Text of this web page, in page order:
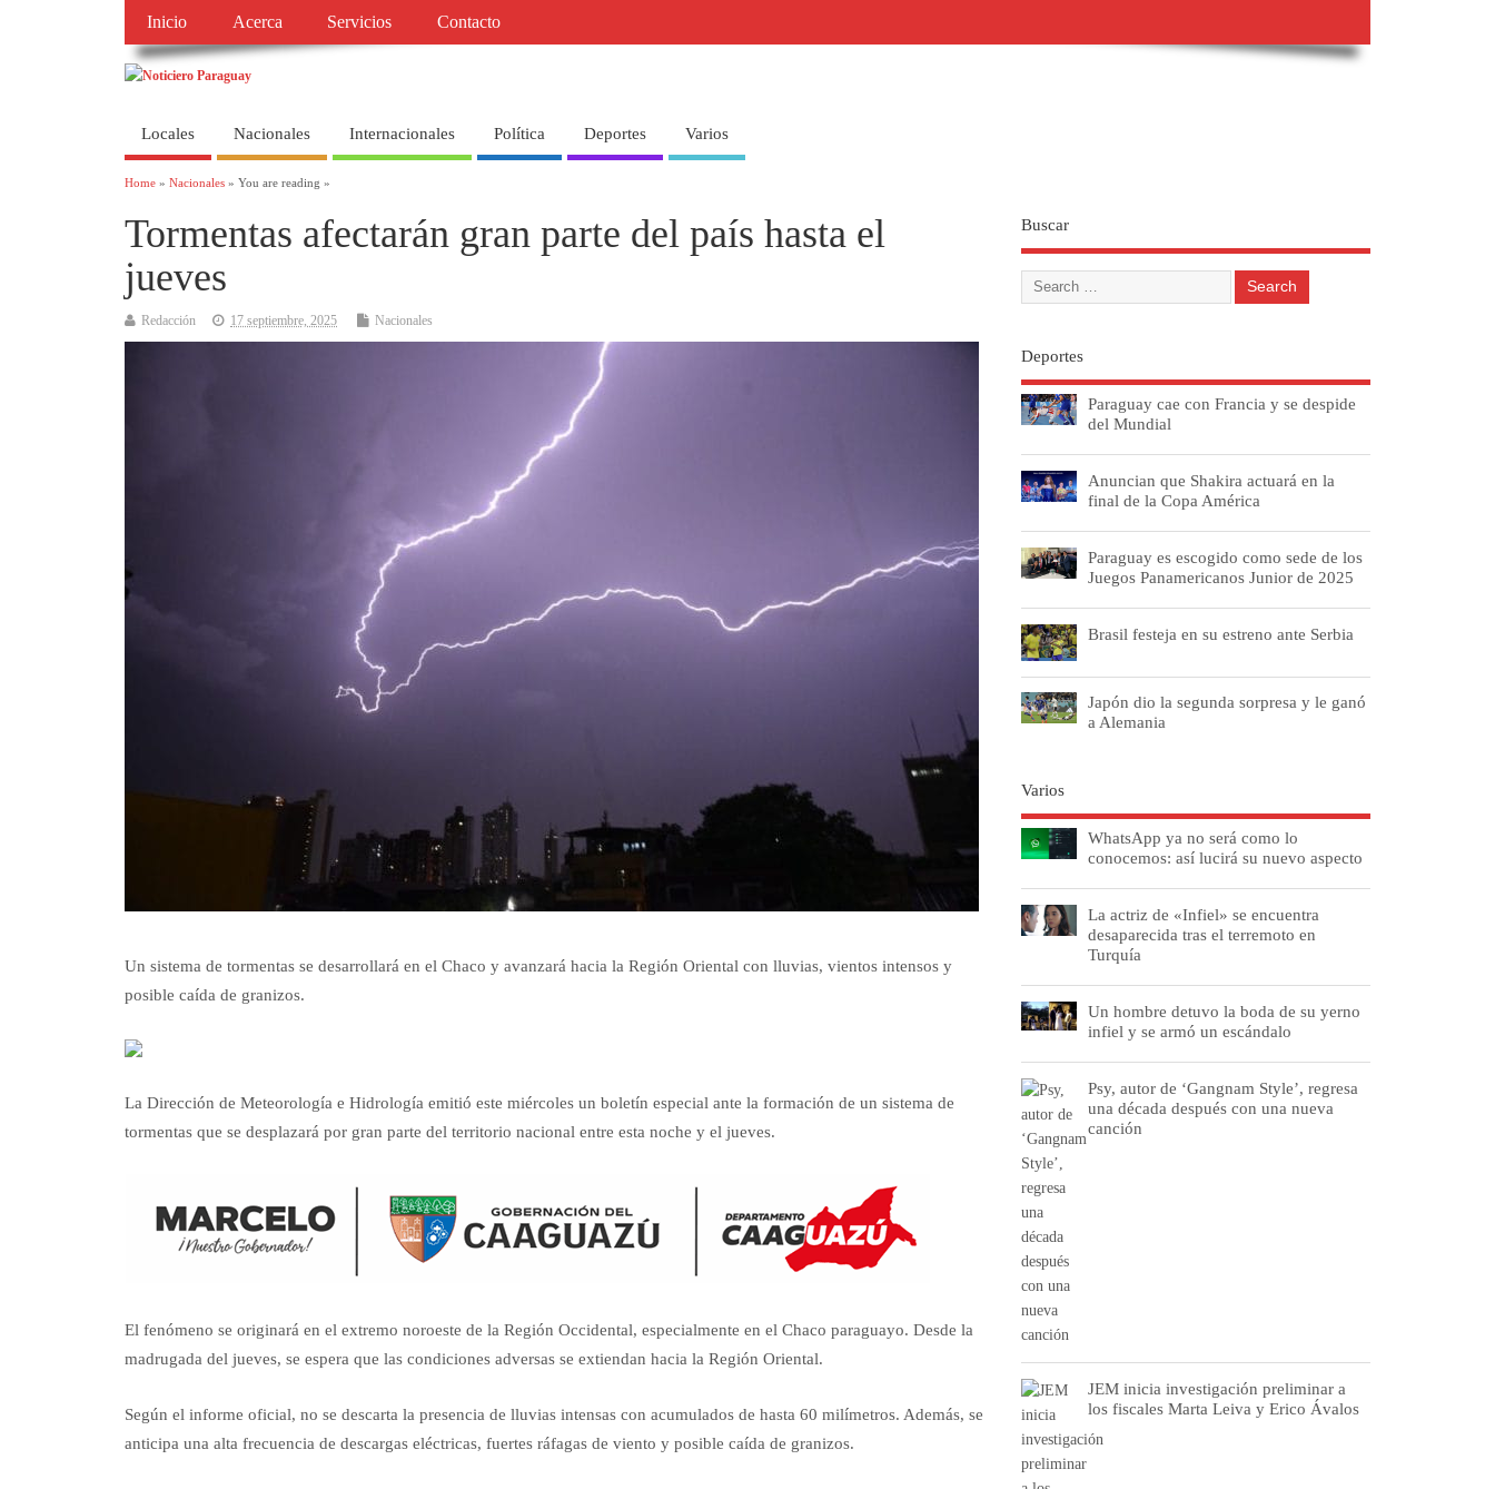
Inicio Acerca Servicios Contacto
Locales Nacionales Internacionales Política Deportes Varios
Home » Nacionales » You are reading »
Tormentas afectarán gran parte del país hasta el
jueves
Redacción 17 septiembre, 2025 Nacionales
Un sistema de tormentas se desarrollará en el Chaco y avanzará hacia la Región Oriental con lluvias, vientos intensos y
posible caída de granizos.
La Dirección de Meteorología e Hidrología emitió este miércoles un boletín especial ante la formación de un sistema de
tormentas que se desplazará por gran parte del territorio nacional entre esta noche y el jueves.
El fenómeno se originará en el extremo noroeste de la Región Occidental, especialmente en el Chaco paraguayo. Desde la
madrugada del jueves, se espera que las condiciones adversas se extiendan hacia la Región Oriental.
Según el informe oficial, no se descarta la presencia de lluvias intensas con acumulados de hasta 60 milímetros. Además, se
anticipa una alta frecuencia de descargas eléctricas, fuertes ráfagas de viento y posible caída de granizos.
Buscar
Deportes
Paraguay cae con Francia y se despide
del Mundial
Anuncian que Shakira actuará en la
final de la Copa América
Paraguay es escogido como sede de los
Juegos Panamericanos Junior de 2025
Brasil festeja en su estreno ante Serbia
Japón dio la segunda sorpresa y le ganó
a Alemania
Varios
WhatsApp ya no será como lo
conocemos: así lucirá su nuevo aspecto
La actriz de «Infiel» se encuentra
desaparecida tras el terremoto en
Turquía
Un hombre detuvo la boda de su yerno
infiel y se armó un escándalo
Psy, autor de ‘Gangnam Style’, regresa
una década después con una nueva
canción
JEM inicia investigación preliminar a
los fiscales Marta Leiva y Erico Ávalos